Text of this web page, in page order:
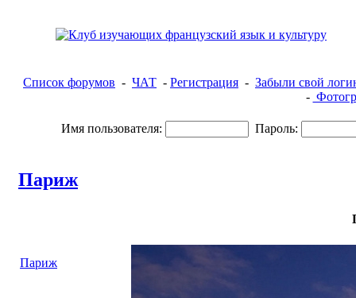
Список форумов - ЧАТ - Регистрация - Забыли свой
-
Имя пользователя: Пароль:
Париж
Париж